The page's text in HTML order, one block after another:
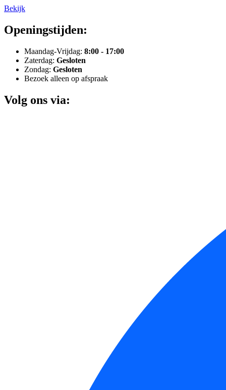
Bekijk
Openingstijden:
Maandag-Vrijdag: 8:00 - 17:00
Zaterdag: Gesloten
Zondag: Gesloten
Bezoek alleen op afspraak
Volg ons via: